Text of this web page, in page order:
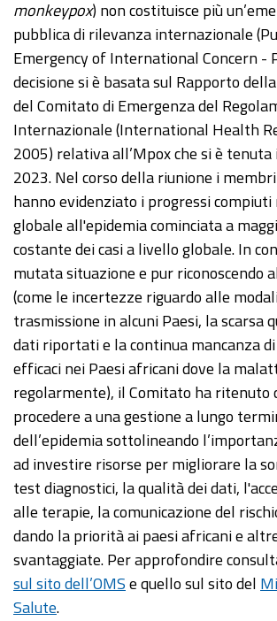
monkeypox) non costituisce più
pubblica di rilevanza internazionale
Emergency of International Concern -
decisione si è basata sul Rapporto
del Comitato di Emergenza del
Internazionale (International Health
2005) relativa all’Mpox che si è tenuta
2023. Nel corso della riunione i
hanno evidenziato i progressi
globale all'epidemia cominciata a
costante dei casi a livello globale. In
mutata situazione e pur riconoscendo
(come le incertezze riguardo alle
trasmissione in alcuni Paesi, la scarsa
dati riportati e la continua mancanza
efficaci nei Paesi africani dove la
regolarmente), il Comitato ha ritenuto
procedere a una gestione a lungo
dell’epidemia sottolineando
ad investire risorse per migliorare la
test diagnostici, la qualità dei dati,
alle terapie, la comunicazione del
dando la priorità ai paesi africani e
svantaggiate. Per approfondire
sul sito dell’OMSe quello sul sito del
Salute.